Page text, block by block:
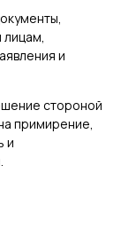
и
стороной
примирение,
и